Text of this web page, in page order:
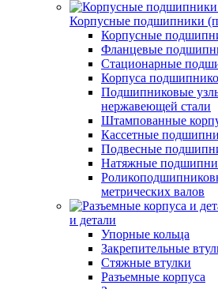
Корпусные подшипники
Корпусные
Фланцевые
Стационарные
Корпуса
Подшипниковые
нержавеющей стали
Штампованные
Кассетные
Подвесные
Натяжные
метрических валов
и детали
Упорные кольца
Закрепительные
Стяжные втулки
Разъемные корпуса